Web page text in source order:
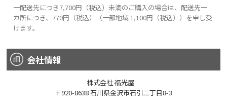
一配送先につき7,700円（税込）未満のご購入の場合は、配送先一
カ所につき、770円（税込）（一部地域 1,100円（税込））を申し受
けます。
会社情報
株式会社 福光屋
〒920-8638 石川県金沢市石引二丁目8-3